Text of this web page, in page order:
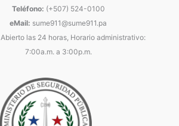
Teléfono: (+507) 524-0100
eMail: sume911@sume911.pa
Abierto las 24 horas, Horario administrativo:
7:00a.m. a 3:00p.m.